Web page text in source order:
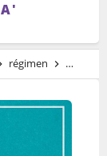
régimen